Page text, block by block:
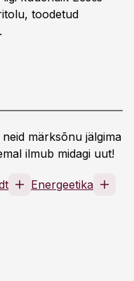
toodetud
märksõnu jälgima
ilmub midagi uut!
Energeetika